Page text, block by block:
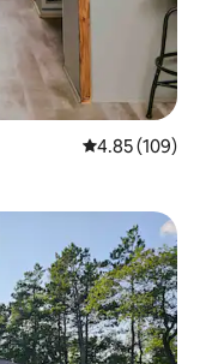
レビュー109
4.85 (109)